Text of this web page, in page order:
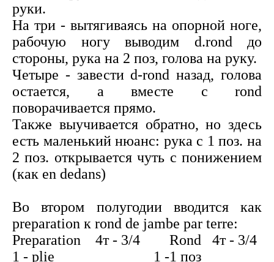
руки.
На три - вытягиваясь на опорной ноге,
рабочую ногу выводим d.rond до
стороны, рука на 2 поз, голова на руку.
Четыре - завести d-rond назад, голова
остается, а вместе с rond
поворачивается прямо.
Также выучивается обратно, но здесь
есть маленький нюанс: рука с 1 поз. на
2 поз. открывается чуть с понижением
(как en dedans)
Во втором полугодии вводится как
preparation к rond de jambe par terre:
Preparation 4т - 3/4 Rond 4т - 3/4
1 - plie 1 -1 поз